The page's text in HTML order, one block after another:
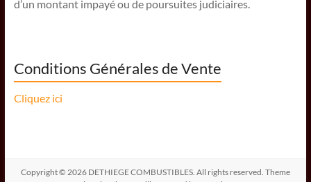
d’un montant impayé ou de poursuites judiciaires.
Conditions Générales de Vente
Cliquez ici
Copyright © 2026 DETHIEGE COMBUSTIBLES. All rights reserved. Theme